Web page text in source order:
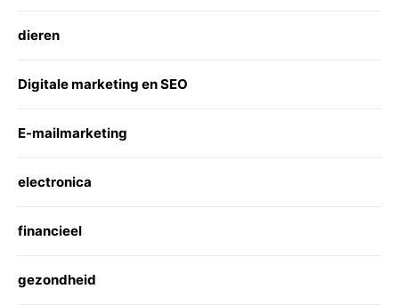
dieren
Digitale marketing en SEO
E-mailmarketing
electronica
financieel
gezondheid